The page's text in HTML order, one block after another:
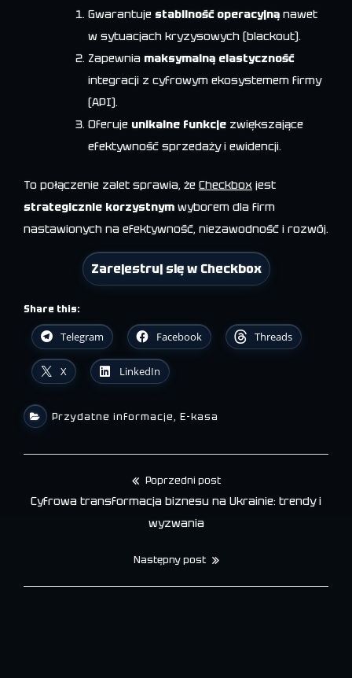
Gwarantuje stabilność operacyjną nawet
w sytuacjach kryzysowych (blackout).
Zapewnia maksymalną elastyczność
integracji z cyfrowym ekosystemem firmy
(API).
Oferuje unikalne funkcje zwiększające
efektywność sprzedaży i ewidencji.
To połączenie zalet sprawia, że Checkbox jest
strategicznie korzystnym wyborem dla firm
nastawionych na efektywność, niezawodność i rozwój.
Zarejestruj się w Checkbox
Share this:
Telegram Facebook Threads
X LinkedIn
Przydatne informacje, E-kasa
Poprzedni post
Cyfrowa transformacja biznesu na Ukrainie: trendy i
wyzwania
Następny post